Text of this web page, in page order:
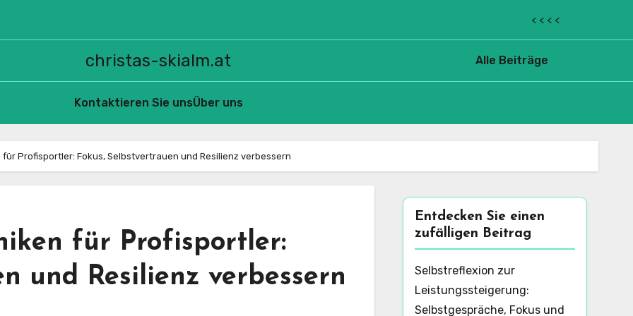
< < < <
christas-skialm.at Alle Beiträge
Kontaktieren Sie unsÜber uns
Profisportler: Fokus, Selbstvertrauen und Resilienz verbessern
für Profisportler:
und Resilienz verbessern
Entdecken Sie einen
zufälligen Beitrag
Selbstreflexion zur
Leistungssteigerung:
Selbstgespräche, Fokus und